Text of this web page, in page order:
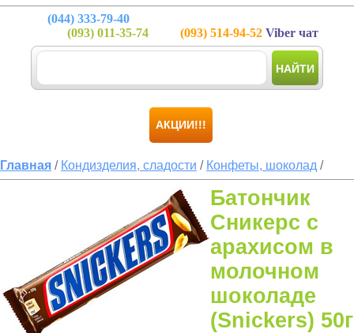
(044) 333-79-40
(093) 011-35-74 (093) 514-94-52 Viber чат
НАЙТИ
АКЦИИ!!!
Главная / Кондизделия, сладости / Конфеты, шоколад /
Батончик
Сникерс с
арахисом в
молочном
шоколаде
(Snickers) 50г